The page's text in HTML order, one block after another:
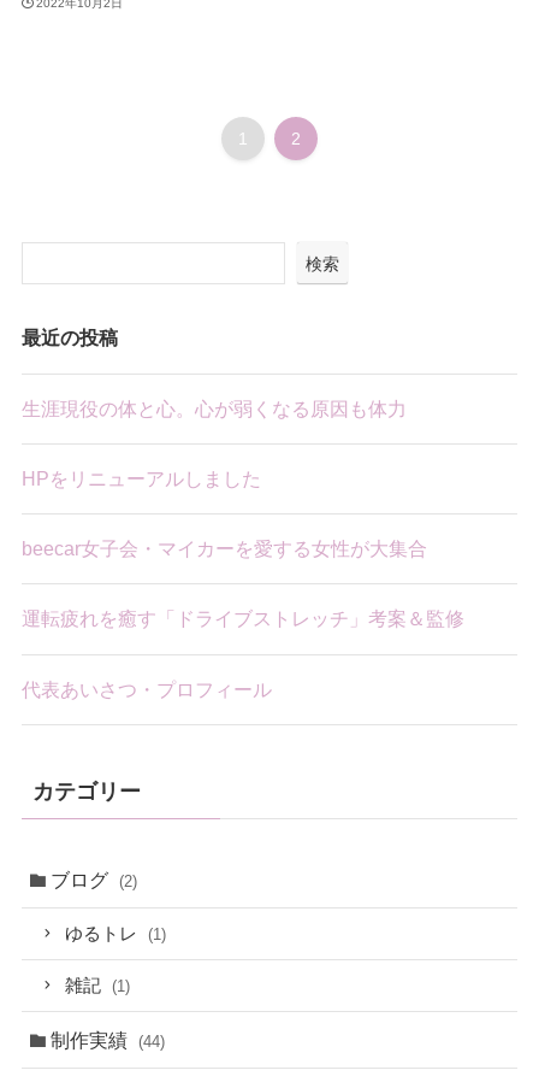
2022年10月2日
1 2
検索
最近の投稿
生涯現役の体と心。心が弱くなる原因も体力
HPをリニューアルしました
beecar女子会・マイカーを愛する女性が大集合
運転疲れを癒す「ドライブストレッチ」考案＆監修
代表あいさつ・プロフィール
カテゴリー
ブログ (2)
ゆるトレ (1)
雑記 (1)
制作実績 (44)